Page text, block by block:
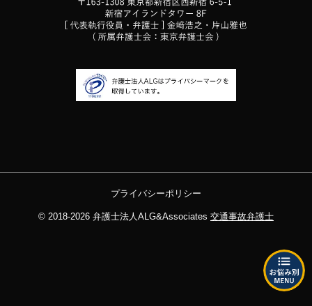
プライバシーポリシー
© 2018-2026 弁護士法人ALG&Associates 交通事故弁護士